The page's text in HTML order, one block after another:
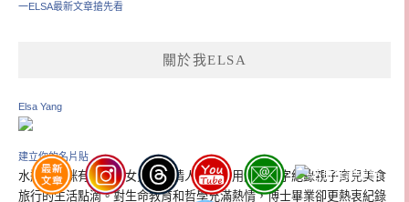
一ELSA最新文章搶先看
關於我ELSA
Elsa Yang
建立你的名片貼
水瓶座媽咪有雙胞胎女兒和小情人兒子，用照片文字紀錄親子育兒美食
旅行的生活點滴。對生命教育和哲學充滿熱情，博士畢業卻更熱衷紀錄